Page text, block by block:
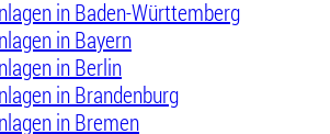
in Baden-Württemberg
in Bayern
in Berlin
in Brandenburg
in Bremen